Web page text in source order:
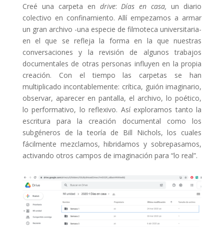
Creé una carpeta en drive:Días en casa, un diario
colectivo en confinamiento. Allí empezamos a armar
un gran archivo -una especie de filmoteca universitaria-
en el que se refleja la forma en la que nuestras
conversaciones y la revisión de algunos trabajos
documentales de otras personas influyen en la propia
creación. Con el tiempo las carpetas se han
multiplicado incontablemente: crítica, guión imaginario,
observar, aparecer en pantalla, el archivo, lo poético,
lo performativo, lo reflexivo. Así exploramos tanto la
escritura para la creación documental como los
subgéneros de la teoría de Bill Nichols, los cuales
fácilmente mezclamos, hibridamos y sobrepasamos,
activando otros campos de imaginación para “lo real”.